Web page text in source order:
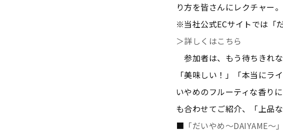
り方を皆さんにレクチャー。
※当社公式ECサイトでは「
＞詳しくはこちら
参加者は、もう待ちきれ
「美味しい！」「本当にラ
いやめのフルーティな香り
も合わせてご紹介、「上品
■ 「だいやめ～DAIYAME